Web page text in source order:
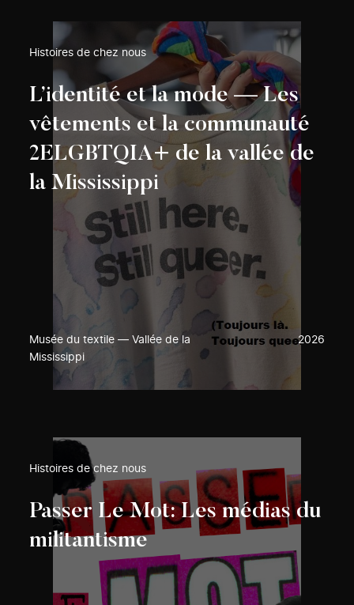
Histoires de chez nous
L’identité et la mode — Les
vêtements et la communauté
2ELGBTQIA+ de la vallée de
la Mississippi
Musée du textile — Vallée de la
Mississippi
2026
Histoires de chez nous
Passer Le Mot: Les médias du
militantisme